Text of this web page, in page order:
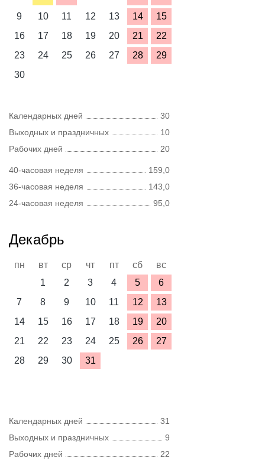
9
10 11 12 13 14
15
16
17 18 19 20 21
22
23
24 25 26 27 28
29
30
Календарных дней
30
Выходных и праздничных
10
Рабочих дней
20
40-часовая неделя
159,0
36-часовая неделя
143,0
24-часовая неделя
95,0
Декабрь
пн вт ср чт пт сб
вс
1
2 3 4 5
6
7
8 9 10 11 12
13
14
15 16 17 18 19
20
21
22 23 24 25 26
27
28
29 30 31
Календарных дней
31
Выходных и праздничных
9
Рабочих дней
22